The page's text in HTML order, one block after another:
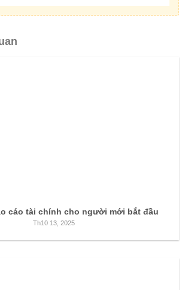
cáo tài chính cho người mới bắt đầu
Th10 13, 2025